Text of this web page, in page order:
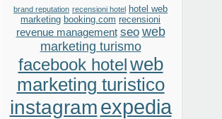
brand reputation recensioni hotel hotel web
marketing booking.com recensioni
revenue management seo web
marketing turismo
facebook hotelweb
marketing turistico
instagramexpedia